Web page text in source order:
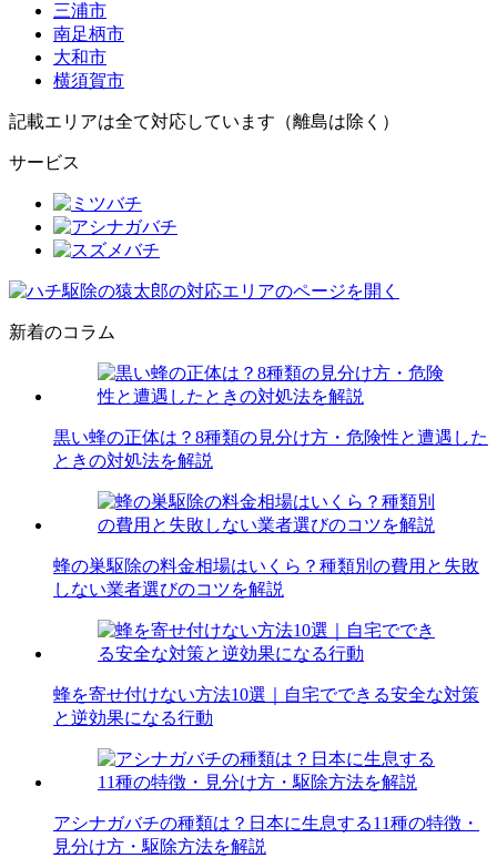
三浦市
南足柄市
大和市
横須賀市
記載エリアは全て対応しています（離島は除く）
サービス
新着のコラム
黒い蜂の正体は？8種類の見分け方・危険性と遭遇した
ときの対処法を解説
蜂の巣駆除の料金相場はいくら？種類別の費用と失敗
しない業者選びのコツを解説
蜂を寄せ付けない方法10選｜自宅でできる安全な対策
と逆効果になる行動
アシナガバチの種類は？日本に生息する11種の特徴・
見分け方・駆除方法を解説